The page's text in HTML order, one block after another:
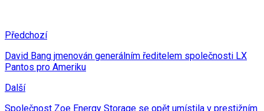
Předchozí
David Bang jmenován generálním ředitelem společnosti LX
Pantos pro Ameriku
Další
Společnost Zoe Energy Storage se opět umístila v prestižním